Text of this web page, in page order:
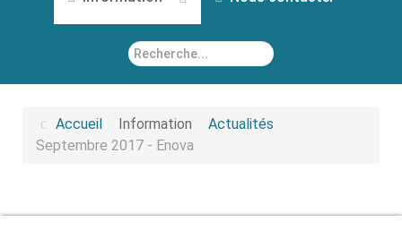
Rechercher
Accueil Information
Actualités
Septembre 2017 - Enova